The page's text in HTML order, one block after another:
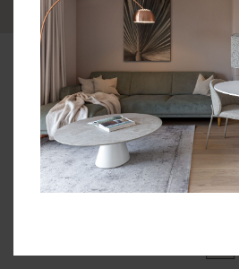
Asukoht
korrusel
Vaata teisi
kortereid sellel
korrusel
Kohila tänav